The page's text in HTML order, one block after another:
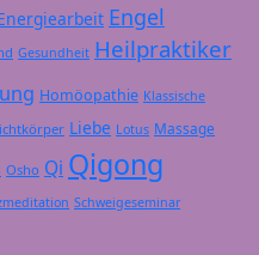
Engel
Gesundheit Heilpraktiker
Homöopathie Klassische
Liebe Lotus Massage
Osho Qi Qigong
Schweigeseminar